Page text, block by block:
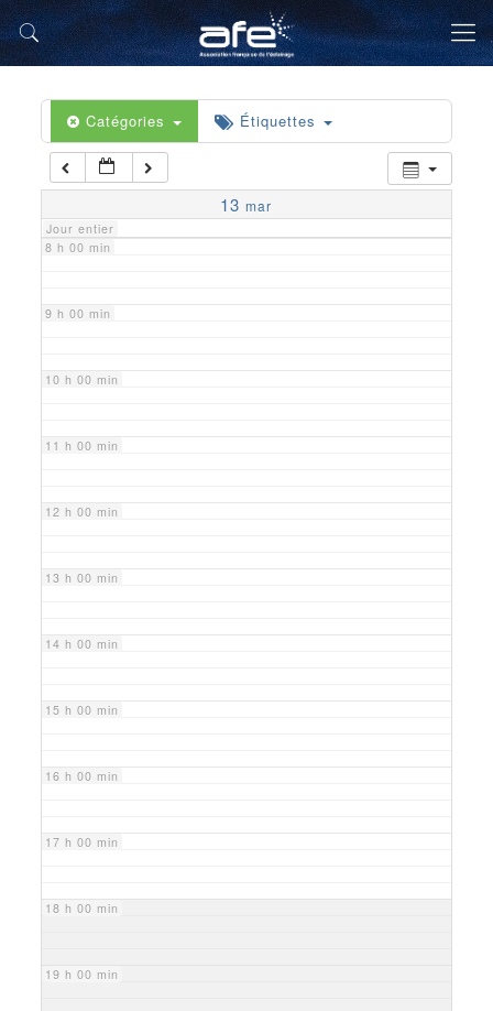
Catégories Étiquettes
13 mar
Jour entier
5 h 00 min
6 h 00 min
7 h 00 min
8 h 00 min
9 h 00 min
10 h 00 min
11 h 00 min
12 h 00 min
13 h 00 min
14 h 00 min
15 h 00 min
16 h 00 min
17 h 00 min
18 h 00 min
19 h 00 min